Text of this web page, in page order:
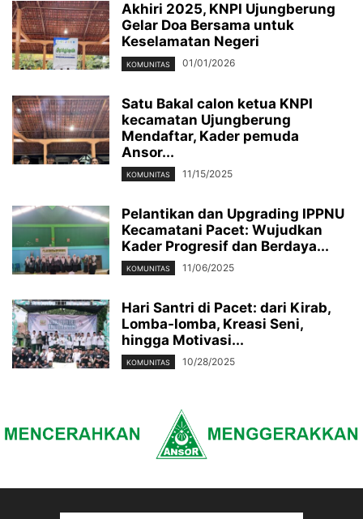
Akhiri 2025, KNPI Ujungberung
Gelar Doa Bersama untuk
Keselamatan Negeri
KOMUNITAS 01/01/2026
Satu Bakal calon ketua KNPI
kecamatan Ujungberung
Mendaftar, Kader pemuda
Ansor...
KOMUNITAS 11/15/2025
Pelantikan dan Upgrading IPPNU
Kecamatani Pacet: Wujudkan
Kader Progresif dan Berdaya...
KOMUNITAS 11/06/2025
Hari Santri di Pacet: dari Kirab,
Lomba-lomba, Kreasi Seni,
hingga Motivasi...
KOMUNITAS 10/28/2025